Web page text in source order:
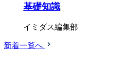
基礎知識
イミダス編集部
新着一覧へ